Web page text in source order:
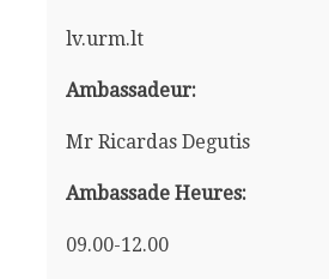
lv.urm.lt
Ambassadeur:
Mr Ricardas Degutis
Ambassade Heures:
09.00-12.00